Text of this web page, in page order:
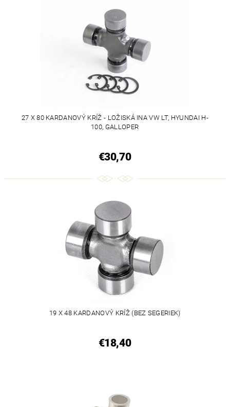
27 X 80 KARDANOVÝ KRÍŽ - LOŽISKÁ INA VW LT, HYUNDAI H-
100, GALLOPER
€30,70
19 X 48 KARDANOVÝ KRÍŽ (BEZ SEGERIEK)
€18,40